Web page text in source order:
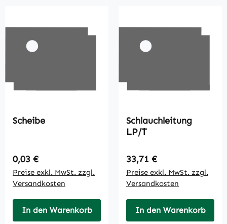
Scheibe
Regulärer Preis:
0,03 €
Preise exkl. MwSt. zzgl.
Versandkosten
In den Warenkorb
Schlauchleitung
LP/T
Regulärer Preis:
33,71 €
Preise exkl. MwSt. zzgl.
Versandkosten
In den Warenkorb